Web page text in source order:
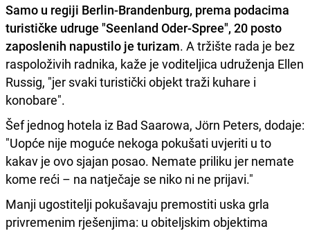
Samo u regiji Berlin-Brandenburg, prema podacima
turističke udruge "Seenland Oder-Spree", 20 posto
zaposlenih napustilo je turizam. A tržište rada je bez
raspoloživih radnika, kaže je voditeljica udruženja Ellen
Russig, "jer svaki turistički objekt traži kuhare i
konobare".
Šef jednog hotela iz Bad Saarowa, Jörn Peters, dodaje:
"Uopće nije moguće nekoga pokušati uvjeriti u to
kakav je ovo sjajan posao. Nemate priliku jer nemate
kome reći – na natječaje se niko ni ne prijavi."
Manji ugostitelji pokušavaju premostiti uska grla
privremenim rješenjima: u obiteljskim objektima